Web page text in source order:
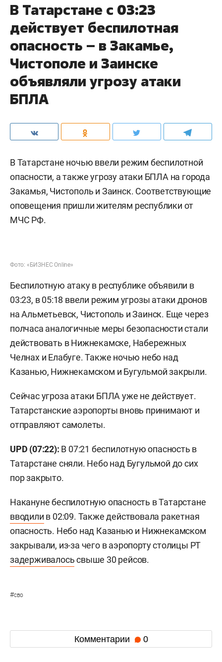
В Татарстане с 03:23
действует беспилотная
опасность – в Закамье,
Чистополе и Заинске
объявляли угрозу атаки
БПЛА
В Татарстане ночью ввели режим беспилотной
опасности, а также угрозу атаки БПЛА на города
Закамья, Чистополь и Заинск. Соответствующие
оповещения пришли жителям республики от
МЧС РФ.
Фото: «БИЗНЕС Online»
Беспилотную атаку в республике объявили в
03:23, в 05:18 ввели режим угрозы атаки дронов
на Альметьевск, Чистополь и Заинск. Еще через
полчаса аналогичные меры безопасности стали
действовать в Нижнекамске, Набережных
Челнах и Елабуге. Также ночью небо над
Казанью, Нижнекамском и Бугульмой закрыли.
Сейчас угроза атаки БПЛА уже не действует.
Татарстанские аэропорты вновь принимают и
отправляют самолеты.
UPD (07:22): В 07:21 беспилотную опасность в
Татарстане сняли. Небо над Бугульмой до сих
пор закрыто.
Накануне беспилотную опасность в Татарстане
вводили в 02:09. Также действовала ракетная
опасность. Небо над Казанью и Нижнекамском
закрывали, из-за чего в аэропорту столицы РТ
задерживалосьсвыше 30 рейсов.
#сво
Комментарии 0